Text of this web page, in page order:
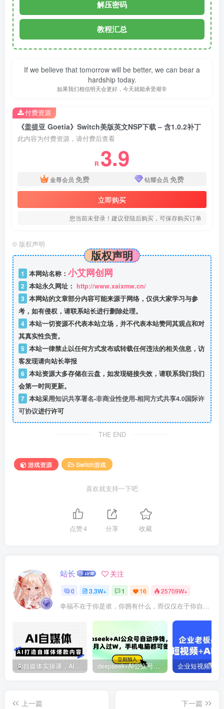
解压密码
教程汇总
If we believe that tomorrow will be better, we can bear a
hardship today.
如果我们相信明天会更好，今天就能承受艰辛
《盖提亚 Goetia》Switch美版英文NSP下载 – 含1.0.2补丁
此内容为付费资源，请付费后查看
R 3.9
金尊会员 免费 钻耀会员 免费
立即购买
您当前未登录！建议登陆后购买，可保存购买订单
付费资源
© 版权声明
版权声明
1 本网站名称： 小艾网创网
2 本站永久网址： http://www.xaixmw.cn/
3 本网站的文章部分内容可能来源于网络，仅供大家学习与参
考，如有侵权，请联系站长进行删除处理。
4 本站一切资源不代表本站立场，并不代表本站赞同其观点和对
其真实性负责。
5 本站一律禁止以任何方式发布或转载任何违法的相关信息，访
客发现请向站长举报
6 本站资源大多存储在云盘，如发现链接失效，请联系我们我们
会第一时间更新。
7 本站采用知识共享署名-非商业性使用-相同方式共享4.0国际许
可协议进行许可
THE END
游戏资源 Switch游戏
喜欢就支持一下吧
点赞4 分享 收藏
站长 关注
0 3.3W+ 1 16 25759W+
幸福不在于你是谁，你拥有什么，而仅仅在于你自己怎么看待
Ai自媒体实操课，AI打造自媒体爆款内容 deepseek+AI公众号自动挣钱，轻松月入过W，手机电脑都可做
上一篇
下一篇